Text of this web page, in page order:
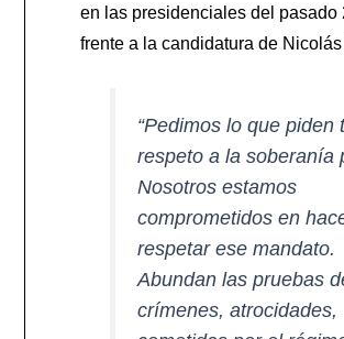
en las presidenciales del pasado
frente a la candidatura de
“Pedimos lo que piden
respeto a la soberanía
Nosotros estamos
comprometidos en
respetar ese mandato.
Abundan las pruebas
crímenes, atrocidades,